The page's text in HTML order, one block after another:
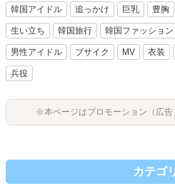
韓国アイドル 追っかけ 巨乳 豊胸
生い立ち 韓国旅行 韓国ファッション
男性アイドル ブサイク MV 衣装
兵役
※本ページはプロモーション（広告
カテゴ